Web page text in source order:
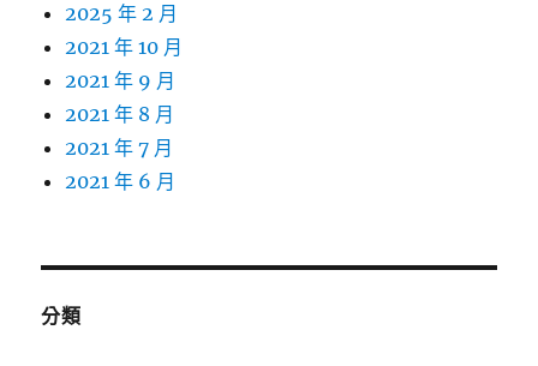
2025 年 2 月
2021 年 10 月
2021 年 9 月
2021 年 8 月
2021 年 7 月
2021 年 6 月
分類